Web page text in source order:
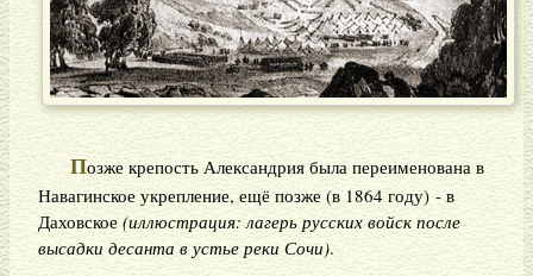
Позже крепость Александрия была переименована в
Навагинское укрепление, ещё позже (в 1864 году) - в
Даховское (иллюстрация: лагерь русских войск после
высадки десанта в устье реки Сочи).